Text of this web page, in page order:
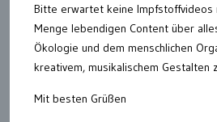
Bitte erwartet keine Impfstoffvideos
Menge lebendigen Content über
Ökologie und dem menschlichen
kreativem, musikalischem Gestalten
Mit besten Grüßen